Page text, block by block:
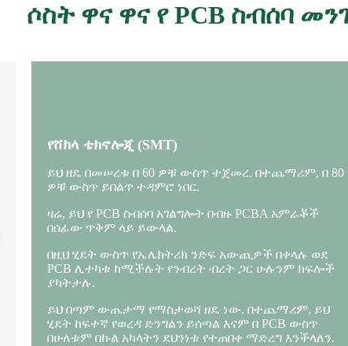
ሶስት ዋና ዋና የ PCB ስብሰባ
የሸክላ ቴክኖሎጂ (SMT)
ይህ ዘዴ በመሠረቱ በ 60 ዎቹ ውስጥ ተጀመረ. በተጨማሪም, በ 80
ዎቹ ውስጥ ይበልጥ ተዳምሮ ነበር.
ዛሬ, ይህ የ PCB ስብሰባ አገልግሎት በብዙ PCBA አምራቾች
በሰፊው ጥቅም ላይ ይውላል.
በዚህ ሂደት ውስጥ የኤሌክትሪክ ንድፍ አውጪዎች በቀላሉ ወደ
PCB ሊተካቱ ከሚችሉት የንብረት ብረት ጋር ሁሉንም ክፍሎች
ያካትታሉ.
ይህ በጣም ውጤታማ የማስታወሻ ዘዴ ነው. በተጨማሪም, ይህ
ሂደት ከፍተኛ የወረዳ ድንግልን ይሰጣል እናም በ PCB ውስጥ
በሁለቱም በኩል አካላትን ደህንነቱ የተጠበቀ ማድረግ እንችላለን.